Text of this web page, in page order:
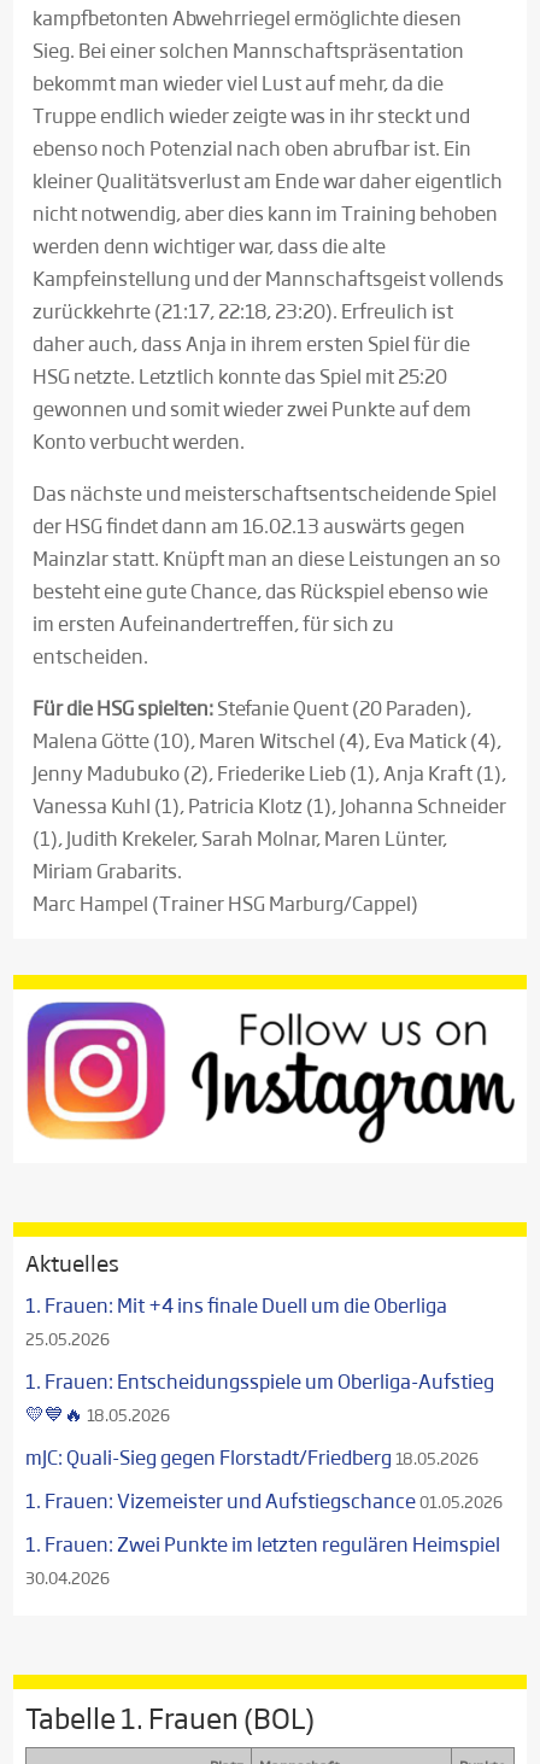
kampfbetonten Abwehrriegel ermöglichte diesen
Sieg. Bei einer solchen Mannschaftspräsentation
bekommt man wieder viel Lust auf mehr, da die
Truppe endlich wieder zeigte was in ihr steckt und
ebenso noch Potenzial nach oben abrufbar ist. Ein
kleiner Qualitätsverlust am Ende war daher eigentlich
nicht notwendig, aber dies kann im Training behoben
werden denn wichtiger war, dass die alte
Kampfeinstellung und der Mannschaftsgeist vollends
zurückkehrte (21:17, 22:18, 23:20). Erfreulich ist
daher auch, dass Anja in ihrem ersten Spiel für die
HSG netzte. Letztlich konnte das Spiel mit 25:20
gewonnen und somit wieder zwei Punkte auf dem
Konto verbucht werden.
Das nächste und meisterschaftsentscheidende Spiel
der HSG findet dann am 16.02.13 auswärts gegen
Mainzlar statt. Knüpft man an diese Leistungen an so
besteht eine gute Chance, das Rückspiel ebenso wie
im ersten Aufeinandertreffen, für sich zu
entscheiden.
Für die HSG spielten:Stefanie Quent (20 Paraden),
Malena Götte (10), Maren Witschel (4), Eva Matick (4),
Jenny Madubuko (2), Friederike Lieb (1), Anja Kraft (1),
Vanessa Kuhl (1), Patricia Klotz (1), Johanna Schneider
(1), Judith Krekeler, Sarah Molnar, Maren Lünter,
Miriam Grabarits.
Marc Hampel (Trainer HSG Marburg/Cappel)
Aktuelles
1. Frauen: Mit +4 ins finale Duell um die Oberliga
25.05.2026
1. Frauen: Entscheidungsspiele um Oberliga-Aufstieg
💛💙🔥 18.05.2026
mJC: Quali-Sieg gegen Florstadt/Friedberg 18.05.2026
1. Frauen: Vizemeister und Aufstiegschance01.05.2026
1. Frauen: Zwei Punkte im letzten regulären Heimspiel
30.04.2026
Tabelle 1. Frauen (BOL)